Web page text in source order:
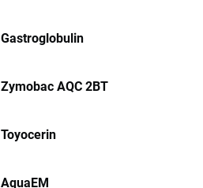
Gastroglobulin
Zymobac AQC 2BT
Toyocerin
AquaEM